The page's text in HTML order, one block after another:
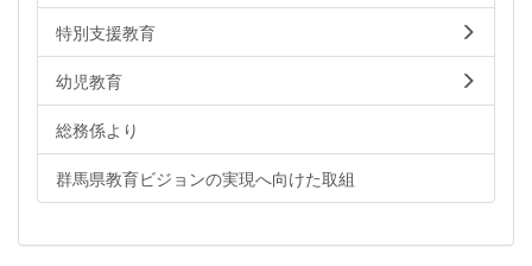
特別支援教育
幼児教育
総務係より
群馬県教育ビジョンの実現へ向けた取組